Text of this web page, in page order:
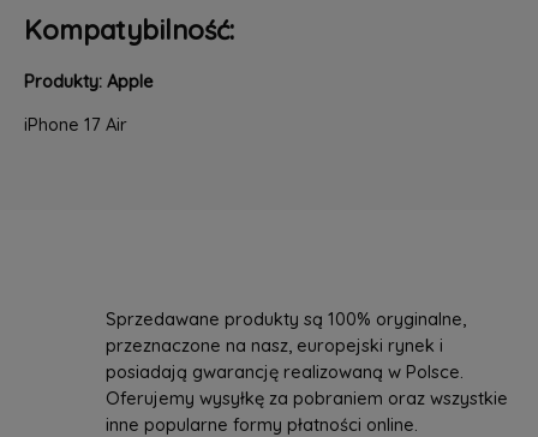
Kompatybilność:
Produkty: Apple
iPhone 17 Air
Sprzedawane produkty są 100% oryginalne,
przeznaczone na nasz, europejski rynek i
posiadają gwarancję realizowaną w Polsce.
Oferujemy wysyłkę za pobraniem oraz wszystkie
inne popularne formy płatności online.